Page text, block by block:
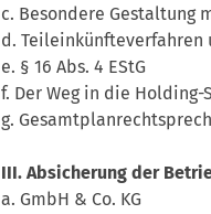
c. Besondere Gestaltung
d. Teileinkünfteverfahren
e. § 16 Abs. 4 EStG
f. Der Weg in die
g.
III. Absicherung der
a. GmbH & Co. KG